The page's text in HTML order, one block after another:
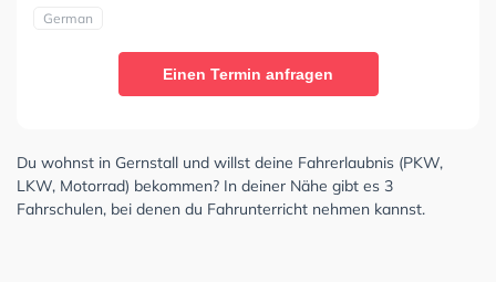
German
Einen Termin anfragen
Du wohnst in Gernstall und willst deine Fahrerlaubnis (PKW,
LKW, Motorrad) bekommen? In deiner Nähe gibt es 3
Fahrschulen, bei denen du Fahrunterricht nehmen kannst.